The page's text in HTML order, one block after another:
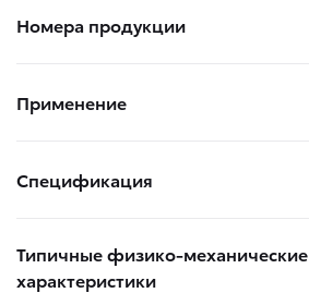
Номера продукции
Применение
Спецификация
Типичные физико-механические
характеристики